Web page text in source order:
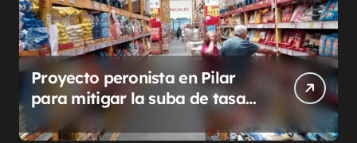
Proyecto peronista en Pilar
para mitigar la suba de tasas
municipales